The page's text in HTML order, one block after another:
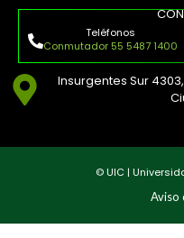
Teléfonos
Conmutador 55 5487 1400
Insurgentes Sur
© UIC |
Aviso